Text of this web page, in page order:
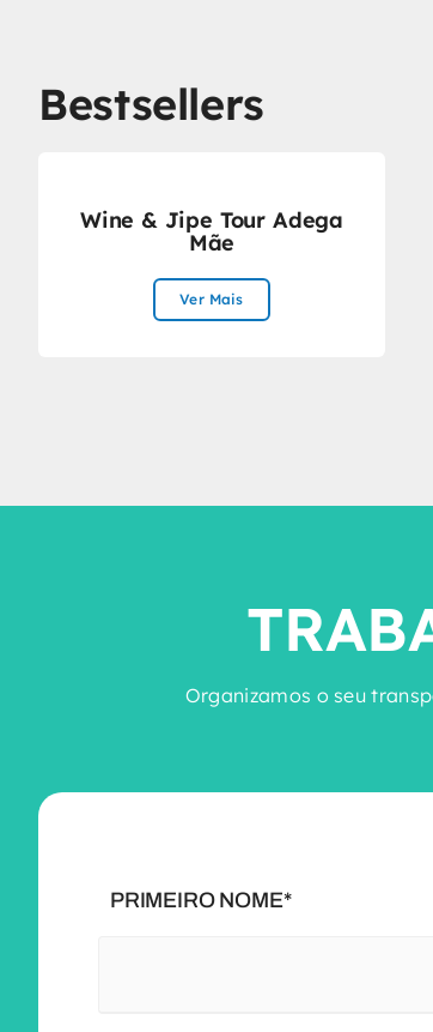
Bestsellers
Wine & Jipe Tour Adega
Mãe
Ver Mais
Organizamos o seu
PRIMEIRO NOME*